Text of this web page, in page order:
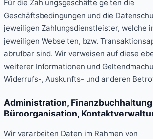
Für die Zahlungsgeschäfte gelten die
Geschäftsbedingungen und die
jeweiligen Zahlungsdienstleister, welche
jeweiligen Webseiten, bzw.
abrufbar sind. Wir verweisen auf diese
weiterer Informationen und
Widerrufs-, Auskunfts- und anderen
Administration,
Büroorganisation,
Wir verarbeiten Daten im Rahmen von